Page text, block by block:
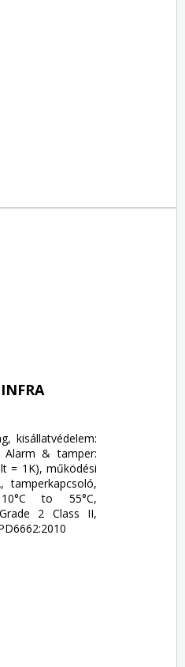
kisállatvédelem:
Alarm & tamper:
= 1K), működési
tamperkapcsoló,
to 55°C,
2 Class II,